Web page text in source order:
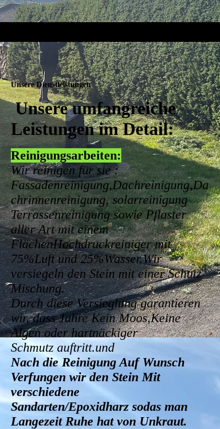
Unsere Dienstleistungen
Unsere umfangreiche
Leistungen im Detail:
Reinigungsarbeiten:
Wir reinigen für sie :
Fassadenreinigung,Dachreinigung,Da
chrinnenreinigung, solarreinigung
Terrassenreinigung sowie Pflaster
aller Artmit einem
FlächenHochdruckreiniger mit
75%Luft und 25%Wasser.Wir
versiegeln den Stein mit einer Schutz
Mischung.
Durch diese Versieglung garantieren
wir, dass Jahre Kein Moos,Keine
Algen oder hartnäckiger
Schmutz auftritt.und
Nach die Reinigung Auf Wunsch
Verfungen wir den Stein Mit
verschiedene
Sandarten/Epoxidharz sodas man
Langezeit Ruhe hat von Unkraut.